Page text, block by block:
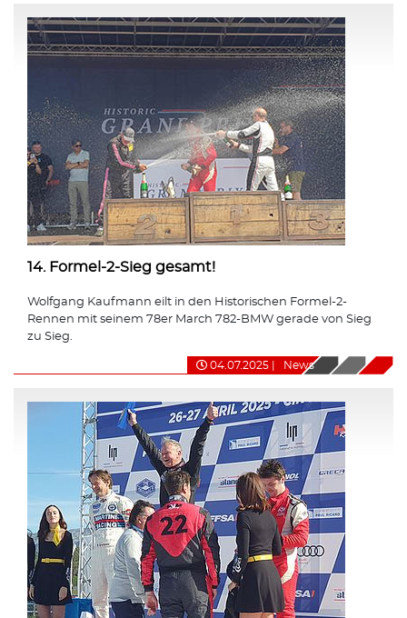
14. Formel-2-Sieg gesamt!
Wolfgang Kaufmann eilt in den Historischen Formel-2-
Rennen mit seinem 78er March 782-BMW gerade von Sieg
zu Sieg.
04.07.2025 News